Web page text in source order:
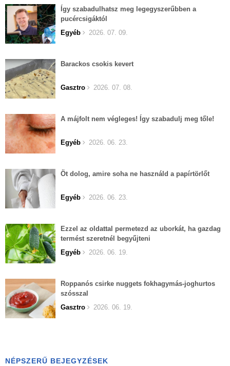
Így szabadulhatsz meg legegyszerűbben a
pucércsigáktól
Egyéb
2026. 07. 09.
Barackos csokis kevert
Gasztro 2026. 07. 08.
A májfolt nem végleges! Így szabadulj meg tőle!
Egyéb 2026. 06. 23.
Öt dolog, amire soha ne használd a papírtörlőt
Egyéb 2026. 06. 23.
Ezzel az oldattal permetezd az uborkát, ha gazdag
termést szeretnél begyűjteni
Egyéb
2026. 06. 19.
Roppanós csirke nuggets fokhagymás-joghurtos
szósszal
Gasztro
2026. 06. 19.
NÉPSZERŰ BEJEGYZÉSEK